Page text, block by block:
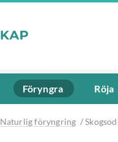
Föryngra Röja
Naturlig föryngring /